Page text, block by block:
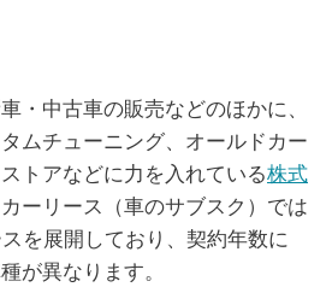
・中古車の販売などのほかに、
ムチューニング、オールドカー
トアなどに力を入れている株式
ーリース（車のサブスク）では
を展開しており、契約年数に
が異なります。